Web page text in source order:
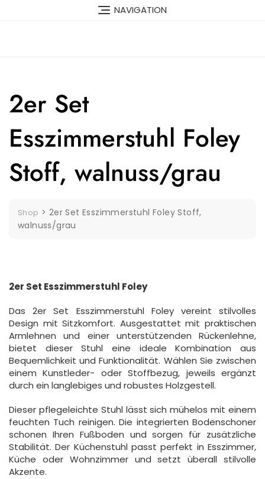
NAVIGATION
2er Set
Esszimmerstuhl Foley
Stoff, walnuss/grau
Shop > 2er Set Esszimmerstuhl Foley Stoff,
walnuss/grau
2er Set Esszimmerstuhl Foley
Das 2er Set Esszimmerstuhl Foley vereint stilvolles
Design mit Sitzkomfort. Ausgestattet mit praktischen
Armlehnen und einer unterstützenden Rückenlehne,
bietet dieser Stuhl eine ideale Kombination aus
Bequemlichkeit und Funktionalität. Wählen Sie zwischen
einem Kunstleder- oder Stoffbezug, jeweils ergänzt
durch ein langlebiges und robustes Holzgestell.
Dieser pflegeleichte Stuhl lässt sich mühelos mit einem
feuchten Tuch reinigen. Die integrierten Bodenschoner
schonen Ihren Fußboden und sorgen für zusätzliche
Stabilität. Der Küchenstuhl passt perfekt in Esszimmer,
Küche oder Wohnzimmer und setzt überall stilvolle
Akzente.